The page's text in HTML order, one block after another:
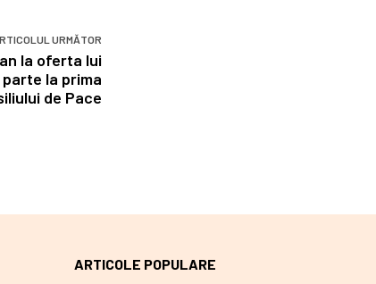
URMĂTOR
la oferta lui
parte la prima
de Pace
ARTICOLE POPULARE